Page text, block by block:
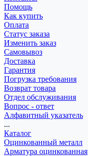
Помощь
Как купить
Оплата
Статус заказа
Изменить заказ
Самовывоз
Доставка
Гарантия
Погрузка требования
Возврат товара
Отдел обслуживания
Вопрос - ответ
Алфавитный указатель
...
Каталог
Оцинкованный металл
Арматура оцинкованная